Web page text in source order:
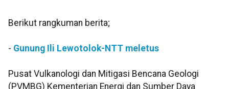
Berikut rangkuman berita;
- Gunung Ili Lewotolok-NTT meletus
Pusat Vulkanologi dan Mitigasi Bencana Geologi
(PVMBG) Kementerian Energi dan Sumber Daya